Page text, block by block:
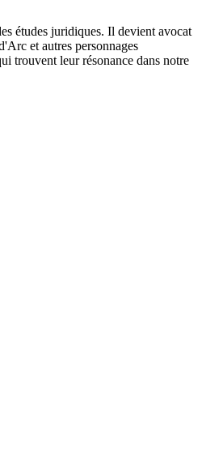
études juridiques. Il devient avocat
et autres personnages
trouvent leur résonance dans notre